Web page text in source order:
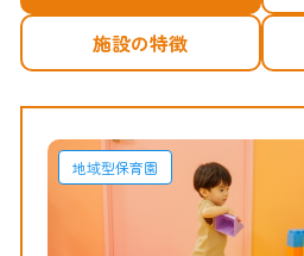
施設の特徴
地域型保育園